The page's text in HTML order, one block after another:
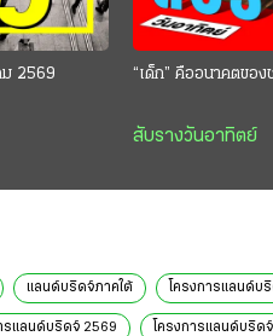
ม 2569 “เด็ก” คืออนาคตของ
สับรางวันอาทิตย์
แลนด์บริดจ์ภาคใต้ โครงการแลนด์บ
รแลนด์บริดจ์ 2569 โครงการแลนด์บริด